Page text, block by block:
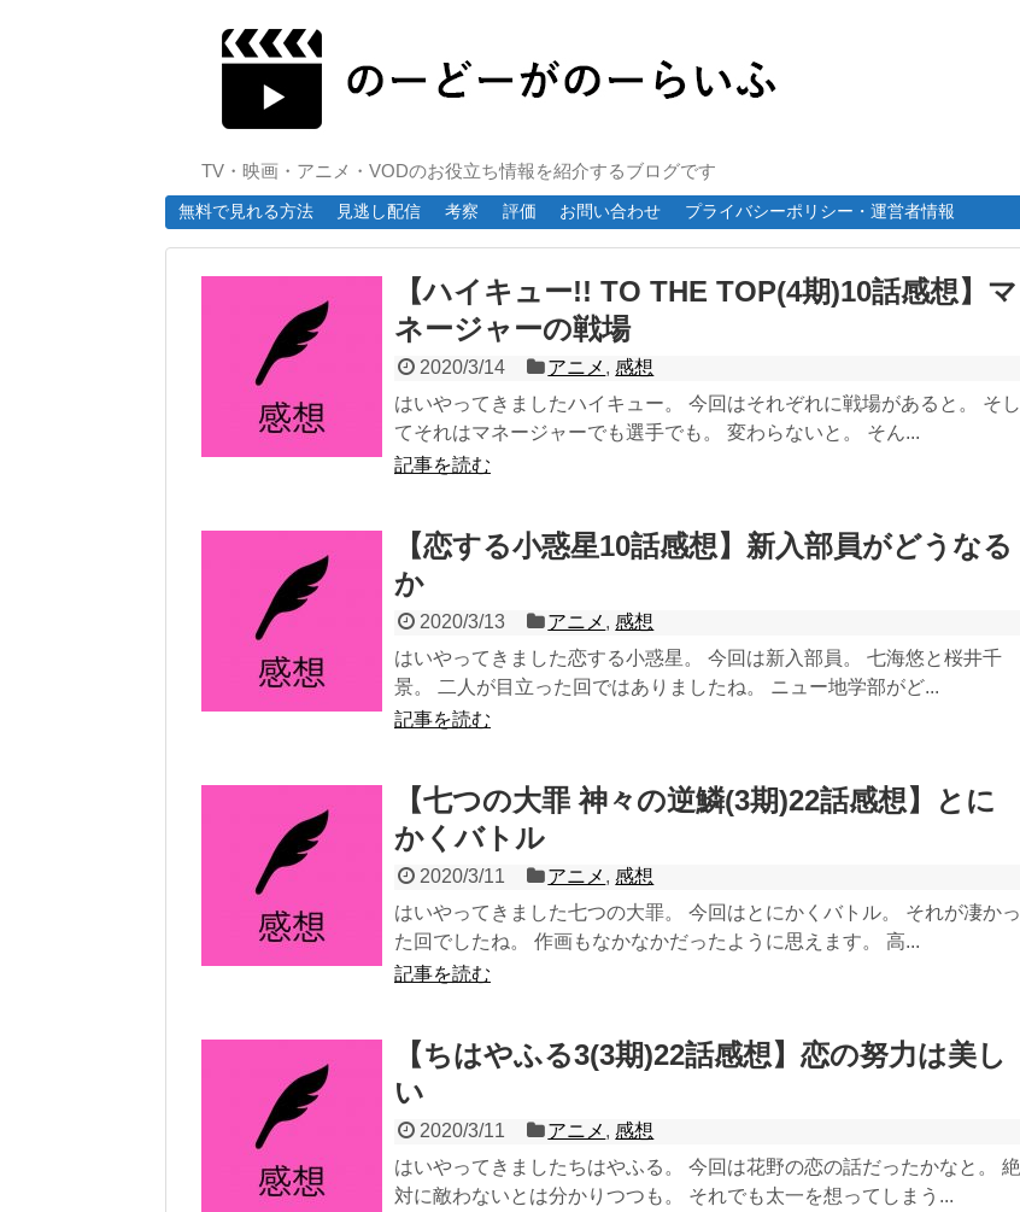
TV・映画・アニメ・VODのお役立ち情報を紹介するブログです
無料で見れる方法 見逃し配信 考察 評価 お問い合わせ プライバシーポリシー・運営者情報
【ハイキュー!! TO THE TOP(4期)10話感想】マ
ネージャーの戦場
2020/3/14 アニメ ,感想
はいやってきましたハイキュー。 今回はそれぞれに戦場があると。 そし
てそれはマネージャーでも選手でも。 変わらないと。 そん...
記事を読む
【恋する小惑星10話感想】新入部員がどうなる
か
2020/3/13 アニメ ,感想
はいやってきました恋する小惑星。 今回は新入部員。 七海悠と桜井千
景。 二人が目立った回ではありましたね。 ニュー地学部がど...
記事を読む
【七つの大罪 神々の逆鱗(3期)22話感想】とに
かくバトル
2020/3/11 アニメ ,感想
はいやってきました七つの大罪。 今回はとにかくバトル。 それが凄かっ
た回でしたね。 作画もなかなかだったように思えます。 高...
記事を読む
【ちはやふる3(3期)22話感想】恋の努力は美し
い
2020/3/11 アニメ ,感想
はいやってきましたちはやふる。 今回は花野の恋の話だったかなと。 絶
対に敵わないとは分かりつつも。 それでも太一を想ってしまう...